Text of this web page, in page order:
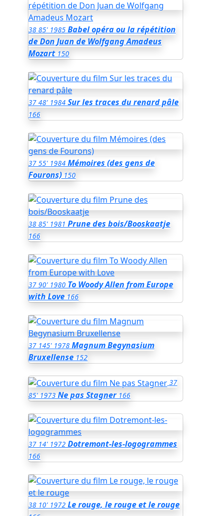
38 85' 1985 Babel opéra ou la répétition
de Don Juan de Wolfgang Amadeus
Mozart 150
37 48' 1984 Sur les traces du renard pâle
166
37 55' 1984 Mémoires (des gens de
Fourons) 150
38 85' 1981 Prune des bois/Booskaatje
166
37 90' 1980 To Woody Allen from Europe
with Love 166
37 145' 1978 Magnum Begynasium
Bruxellense 152
37
85' 1973 Ne pas Stagner 166
37 14' 1972 Dotremont-les-logogrammes
166
38 10' 1972 Le rouge, le rouge et le rouge